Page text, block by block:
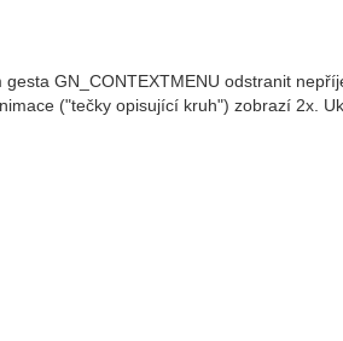
GN_CONTEXTMENU odstranit
("tečky opisující kruh") zobrazí 2x.